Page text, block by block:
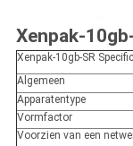
Xenpak-
Xenpak-10gb-SR
Algemeen
Apparatentype
Vormfactor
Voorzien van een